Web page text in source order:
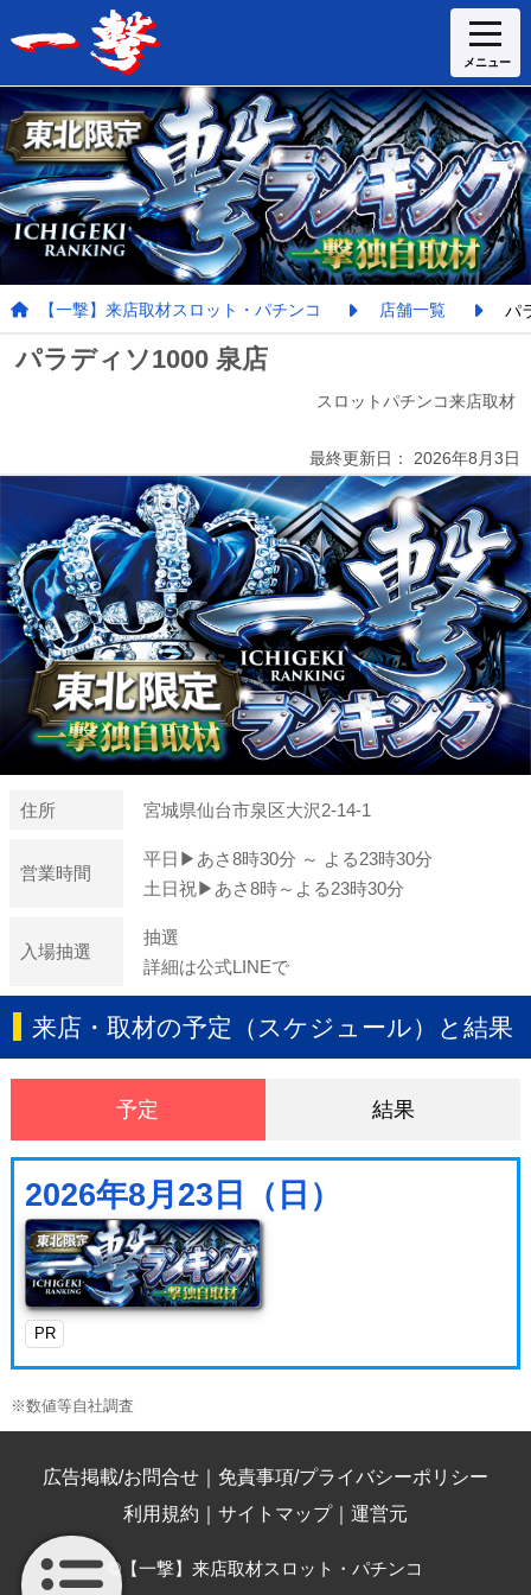
【一撃】来店取材スロット・パチンコ 店舗一覧 パ
パラディソ1000 泉店
スロットパチンコ来店取材
最終更新日： 2026年8月3日
住所 宮城県仙台市泉区大沢2-14-1
営業時間
平日▶あさ8時30分 ～ よる23時30分
土日祝▶あさ8時～よる23時30分
入場抽選
抽選
詳細は公式LINEで
来店・取材の予定（スケジュール）と結果
予定 結果
2026年8月23日（日）
PR
※数値等自社調査
広告掲載/お問合せ ｜ 免責事項/プライバシーポリシー
利用規約 ｜ サイトマップ｜ 運営元
©【一撃】来店取材スロット・パチンコ